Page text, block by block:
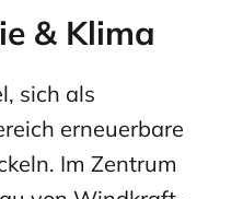
& Klima
sich als
erneuerbare
Im Zentrum